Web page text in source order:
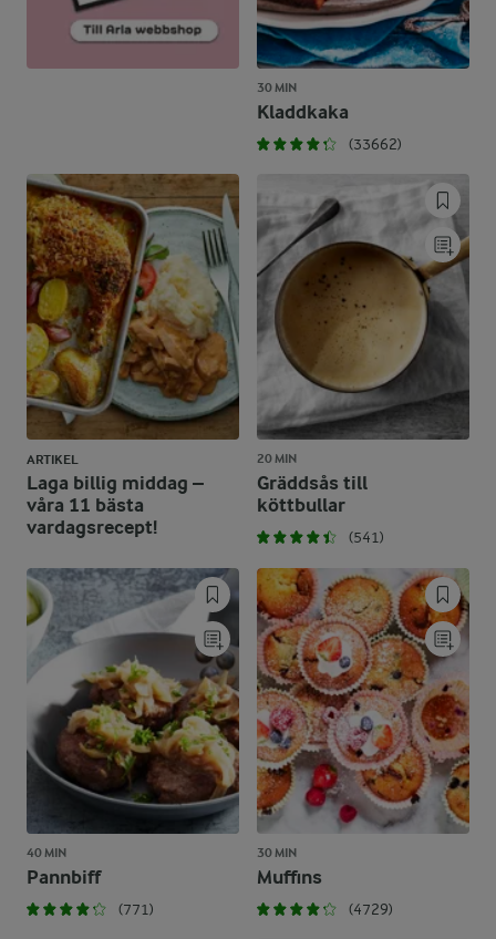
30 MIN
Kladdkaka
(33662)
ARTIKEL
Laga billig middag –
våra 11 bästa
vardagsrecept!
20 MIN
Gräddsås till
köttbullar
(541)
40 MIN
Pannbiff
(771)
30 MIN
Muffins
(4729)